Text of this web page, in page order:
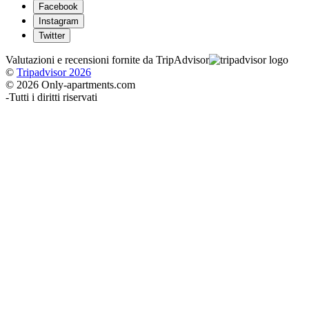
Facebook
Instagram
Twitter
Valutazioni e recensioni fornite da TripAdvisor
© Tripadvisor 2026
© 2026 Only-apartments.com
-Tutti i diritti riservati